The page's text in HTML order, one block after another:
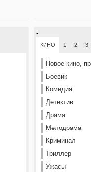
-
КИНО 1 2 3
Новое кино,
Боевик
Комедия
Детектив
Драма
Мелодрама
Криминал
Триллер
Ужасы